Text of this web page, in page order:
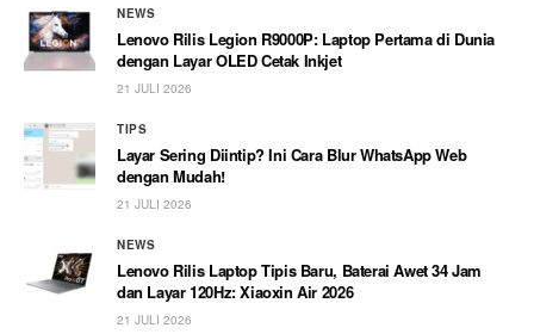
NEWS
Lenovo Rilis Legion R9000P: Laptop Pertama di Dunia
dengan Layar OLED Cetak Inkjet
21 JULI 2026
TIPS
Layar Sering Diintip? Ini Cara Blur WhatsApp Web
dengan Mudah!
21 JULI 2026
NEWS
Lenovo Rilis Laptop Tipis Baru, Baterai Awet 34 Jam
dan Layar 120Hz: Xiaoxin Air 2026
21 JULI 2026